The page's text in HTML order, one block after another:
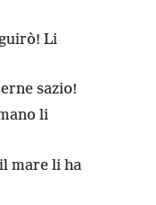
Li
sazio!
li
mare li ha